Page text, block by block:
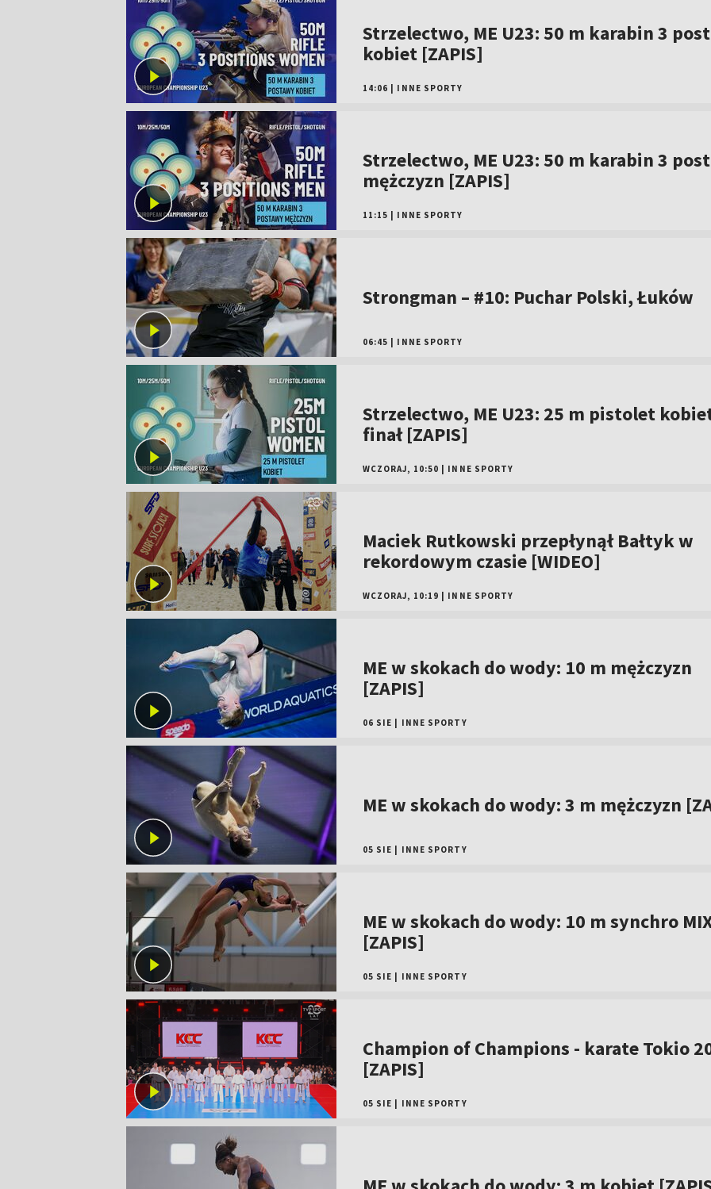
Strzelectwo, ME U23: 50 m karabin 3
kobiet [ZAPIS]
14:06 INNE SPORTY
Strzelectwo, ME U23: 50 m karabin 3
mężczyzn [ZAPIS]
11:15 INNE SPORTY
Strongman – #10: Puchar Polski, Łuków
06:45 INNE SPORTY
Strzelectwo, ME U23: 25 m pistolet
finał [ZAPIS]
WCZORAJ, 10:50 INNE SPORTY
Maciek Rutkowski przepłynął Bałtyk w
rekordowym czasie [WIDEO]
WCZORAJ, 10:19 INNE SPORTY
ME w skokach do wody: 10 m mężczyzn
[ZAPIS]
06 SIE INNE SPORTY
ME w skokach do wody: 3 m mężczyzn
05 SIE INNE SPORTY
ME w skokach do wody: 10 m synchro
[ZAPIS]
05 SIE INNE SPORTY
Champion of Champions - karate Tokio
[ZAPIS]
05 SIE INNE SPORTY